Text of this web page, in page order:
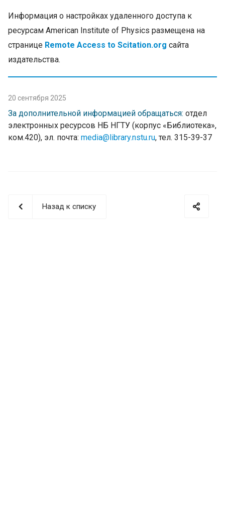
Информация о настройках удаленного доступа к
ресурсам American Institute of Physics размещена на
странице Remote Access to Scitation.org сайта
издательства.
20 сентября 2025
За дополнительной информацией обращаться: отдел
электронных ресурсов НБ НГТУ (корпус «Библиотека»,
ком.420), эл. почта: media@library.nstu.ru, тел. 315-39-37
Назад к списку